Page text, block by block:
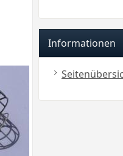
Informationen